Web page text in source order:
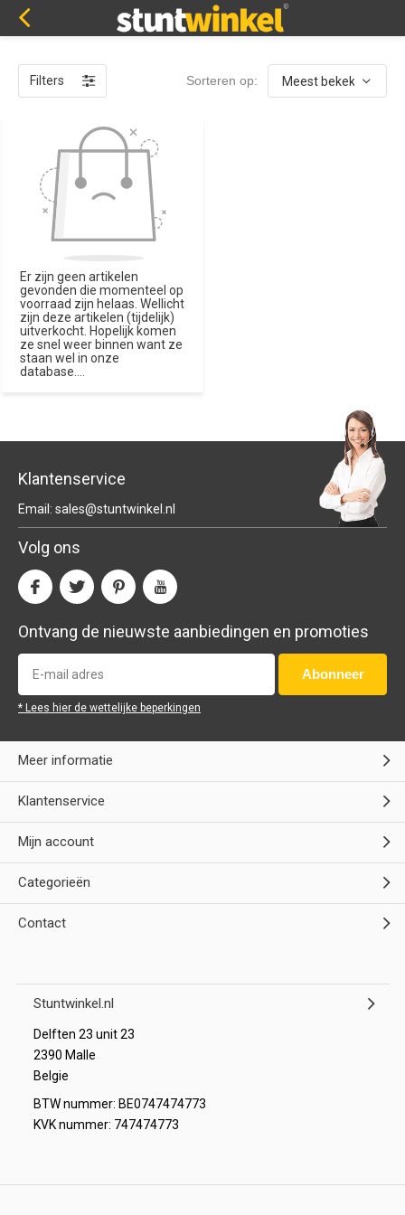
Filters Sorteren op:
Er zijn geen artikelen
gevonden die momenteel op
voorraad zijn helaas. Wellicht
zijn deze artikelen (tijdelijk)
uitverkocht. Hopelijk komen
ze snel weer binnen want ze
staan wel in onze
database....
Klantenservice
Email: sales@stuntwinkel.nl
Volg ons
Ontvang de nieuwste aanbiedingen en promoties
Abonneer
* Lees hier de wettelijke beperkingen
Meer informatie
Klantenservice
Mijn account
Categorieën
Contact
Stuntwinkel.nl
Delften 23 unit 23
2390 Malle
Belgie
BTW nummer: BE0747474773
KVK nummer: 747474773